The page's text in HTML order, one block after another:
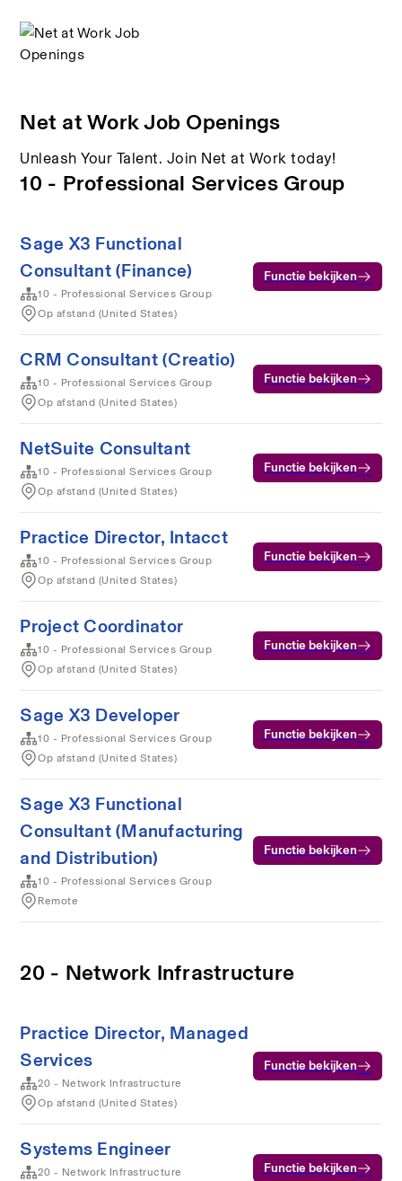
Net at Work Job Openings
Unleash Your Talent. Join Net at Work today!
10 - Professional Services Group
Sage X3 Functional
Consultant (Finance)
10 - Professional Services Group
Op afstand (United States)
Functie bekijken
CRM Consultant (Creatio)
10 - Professional Services Group
Op afstand (United States)
Functie bekijken
NetSuite Consultant
10 - Professional Services Group
Op afstand (United States)
Functie bekijken
Practice Director, Intacct
10 - Professional Services Group
Op afstand (United States)
Functie bekijken
Project Coordinator
10 - Professional Services Group
Op afstand (United States)
Functie bekijken
Sage X3 Developer
10 - Professional Services Group
Op afstand (United States)
Functie bekijken
Sage X3 Functional
Consultant (Manufacturing
and Distribution)
10 - Professional Services Group
Remote
Functie bekijken
20 - Network Infrastructure
Practice Director, Managed
Services
20 - Network Infrastructure
Op afstand (United States)
Functie bekijken
Systems Engineer
20 - Network Infrastructure
Functie bekijken